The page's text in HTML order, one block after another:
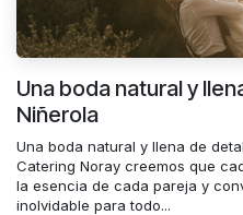
Una boda natural y
Niñerola
Una boda natural y llena de
Catering Noray creemos que
la esencia de cada pareja y
inolvidable para todo...